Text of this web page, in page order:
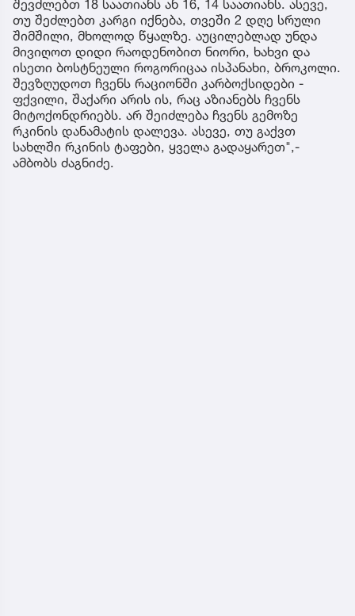
შევძლებთ 18 საათიანს ან 16, 14 საათიანს. ასევე,
თუ შეძლებთ კარგი იქნება, თვეში 2 დღე სრული
შიმშილი, მხოლოდ წყალზე. აუცილებლად უნდა
მივიღოთ დიდი რაოდენობით ნიორი, ხახვი და
ისეთი ბოსტნეული როგორიცაა ისპანახი, ბროკოლი.
შევზღუდოთ ჩვენს რაციონში კარბოქსიდები -
ფქვილი, შაქარი არის ის, რაც აზიანებს ჩვენს
მიტოქონდრიებს. არ შეიძლება ჩვენს გემოზე
რკინის დანამატის დალევა. ასევე, თუ გაქვთ
სახლში რკინის ტაფები, ყველა გადაყარეთ",-
ამბობს ძაგნიძე.